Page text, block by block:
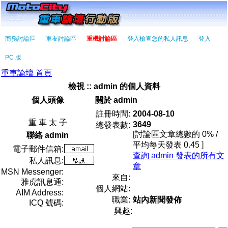
商務討論區 車友討論區 重機討論區 登入檢查您的私人訊息 登入
PC 版
重車論壇 首頁
檢視 :: admin 的個人資料
個人頭像
關於 admin
重 車 太 子
註冊時間: 2004-08-10
總發表數: 3649
[討論區文章總數的 0% /
平均每天發表 0.45 ]
查詢 admin 發表的所有文
章
來自:
個人網站:
職業: 站內新聞發佈
興趣:
聯絡 admin
電子郵件信箱:
私人訊息:
MSN Messenger:
雅虎訊息通:
AIM Address:
ICQ 號碼: